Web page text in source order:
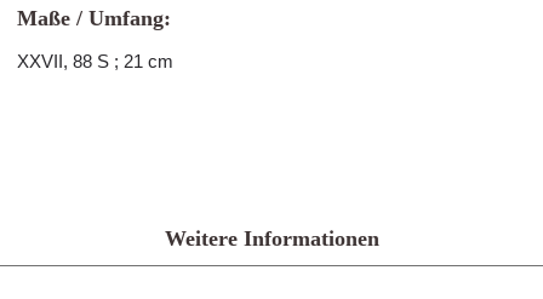
Maße / Umfang:
XXVII, 88 S ; 21 cm
Weitere Informationen